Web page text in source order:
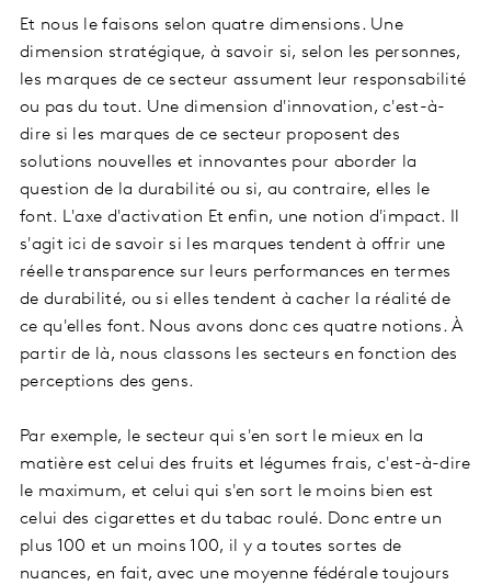
Et nous le faisons selon quatre dimensions. Une
dimension stratégique, à savoir si, selon les personnes,
les marques de ce secteur assument leur responsabilité
ou pas du tout. Une dimension d'innovation, c'est-à-
dire si les marques de ce secteur proposent des
solutions nouvelles et innovantes pour aborder la
question de la durabilité ou si, au contraire, elles le
font. L'axe d'activation Et enfin, une notion d'impact. Il
s'agit ici de savoir si les marques tendent à offrir une
réelle transparence sur leurs performances en termes
de durabilité, ou si elles tendent à cacher la réalité de
ce qu'elles font. Nous avons donc ces quatre notions. À
partir de là, nous classons les secteurs en fonction des
perceptions des gens.
Par exemple, le secteur qui s'en sort le mieux en la
matière est celui des fruits et légumes frais, c'est-à-dire
le maximum, et celui qui s'en sort le moins bien est
celui des cigarettes et du tabac roulé. Donc entre un
plus 100 et un moins 100, il y a toutes sortes de
nuances, en fait, avec une moyenne fédérale toujours